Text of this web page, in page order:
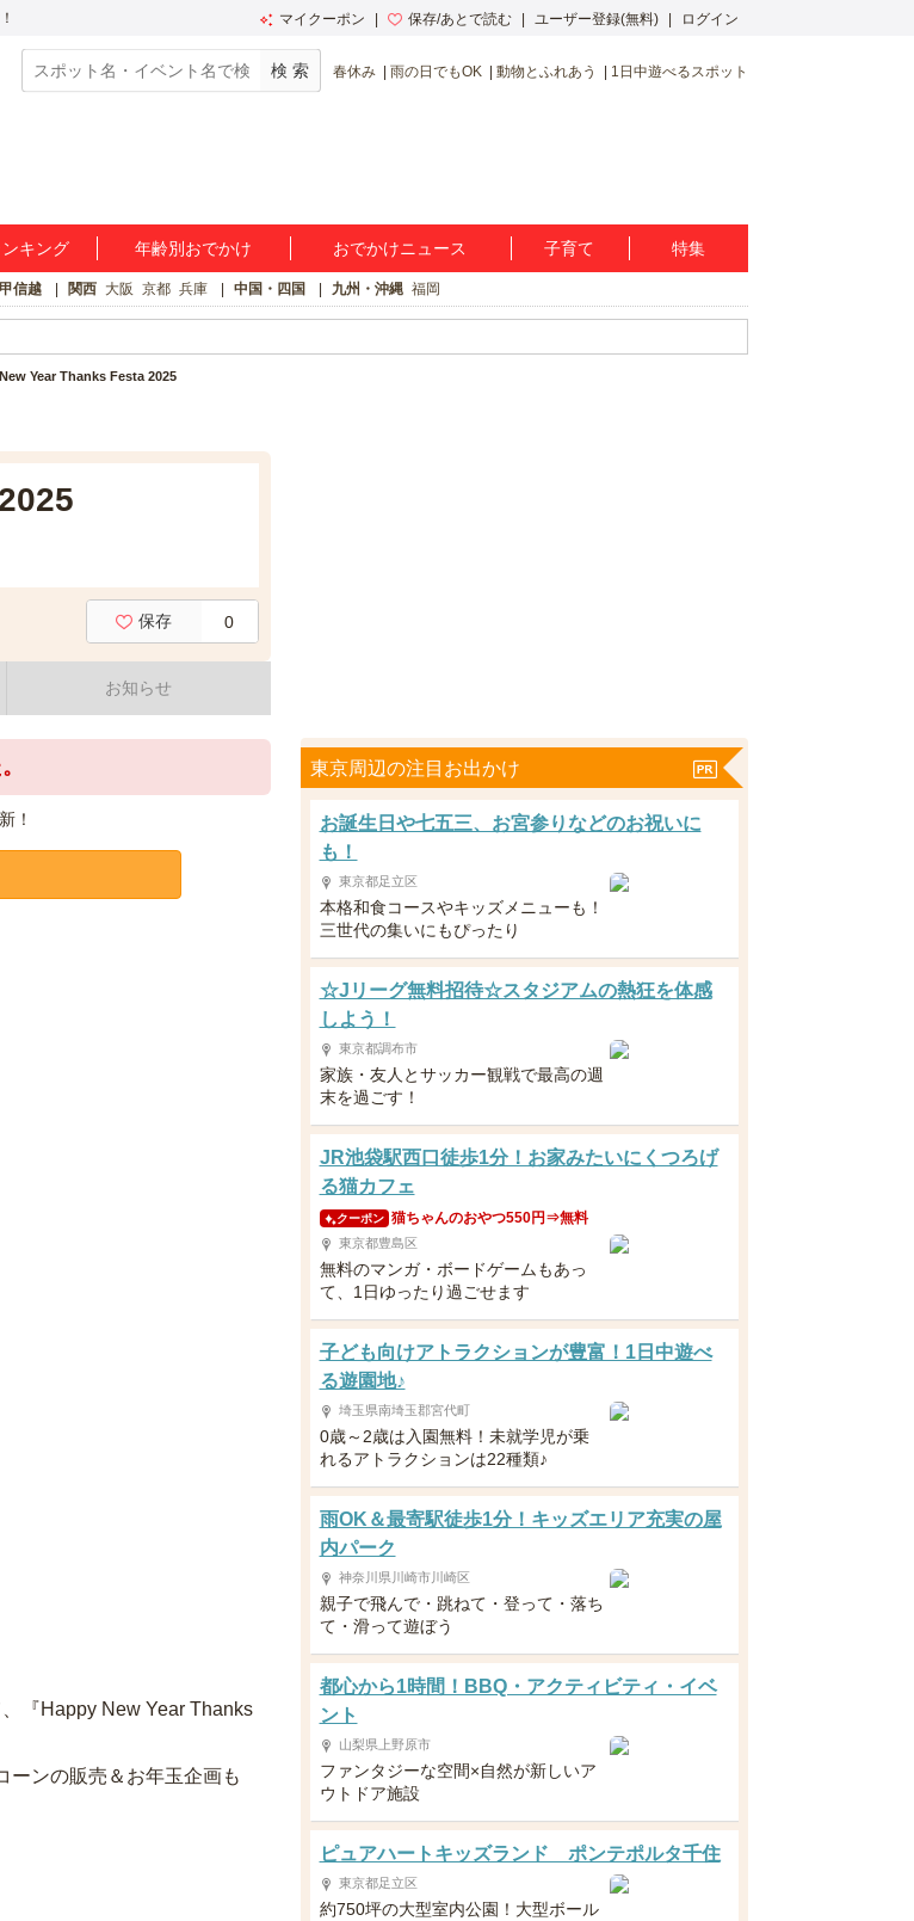
マイクーポン 保存/あとで読む ユーザー登録(無料) ログイン
春休み 雨の日でもOK 動物とふれあう 1日中遊べるスポット
ンキング 年齢別おでかけ おでかけニュース 子育て 特集
信越 関西 大阪 京都 兵庫 中国・四国 九州・沖縄 福岡
Year Thanks Festa 2025
保存 0
お知らせ
！
『Happy New Year Thanks
ーンの販売＆お年玉企画も
東京周辺の注目お出かけ
お誕生日や七五三、お宮参りなどのお祝いに
も！
東京都足立区
本格和食コースやキッズメニューも！
三世代の集いにもぴったり
☆Jリーグ無料招待☆スタジアムの熱狂を体感
しよう！
東京都調布市
家族・友人とサッカー観戦で最高の週
末を過ごす！
JR池袋駅西口徒歩1分！お家みたいにくつろげ
る猫カフェ
クーポン 猫ちゃんのおやつ550円⇒無料
東京都豊島区
無料のマンガ・ボードゲームもあっ
て、1日ゆったり過ごせます
子ども向けアトラクションが豊富！1日中遊べ
る遊園地♪
埼玉県南埼玉郡宮代町
0歳～2歳は入園無料！未就学児が乗
れるアトラクションは22種類♪
雨OK＆最寄駅徒歩1分！キッズエリア充実の屋
内パーク
神奈川県川崎市川崎区
親子で飛んで・跳ねて・登って・落ち
て・滑って遊ぼう
都心から1時間！BBQ・アクティビティ・イベ
ント
山梨県上野原市
ファンタジーな空間×自然が新しいア
ウトドア施設
ピュアハートキッズランド ポンテポルタ千住
東京都足立区
約750坪の大型室内公園！大型ボール